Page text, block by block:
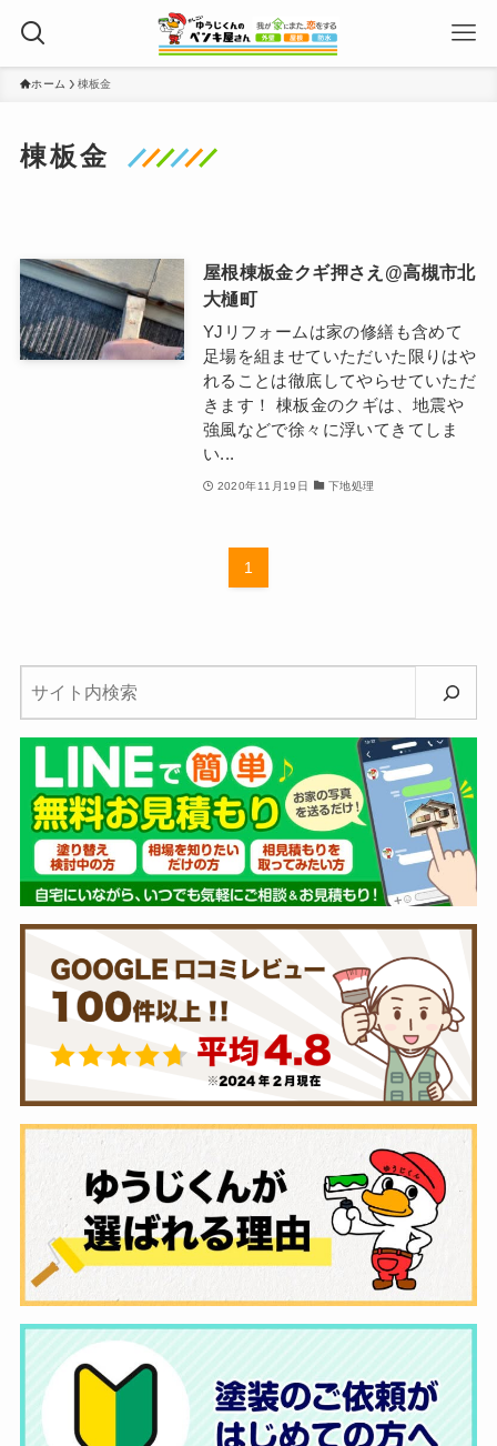
ホーム 棟板金
棟板金
屋根棟板金クギ押さえ@高槻市北
大樋町
YJリフォームは家の修繕も含めて
足場を組ませていただいた限りはや
れることは徹底してやらせていただ
きます！ 棟板金のクギは、地震や
強風などで徐々に浮いてきてしま
い...
2020年11月19日 下地処理
1